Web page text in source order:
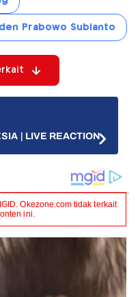
Prabowo Subianto
| LIVE REACTION